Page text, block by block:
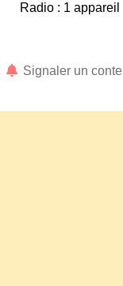
Radio : 1 appareil
Signaler un